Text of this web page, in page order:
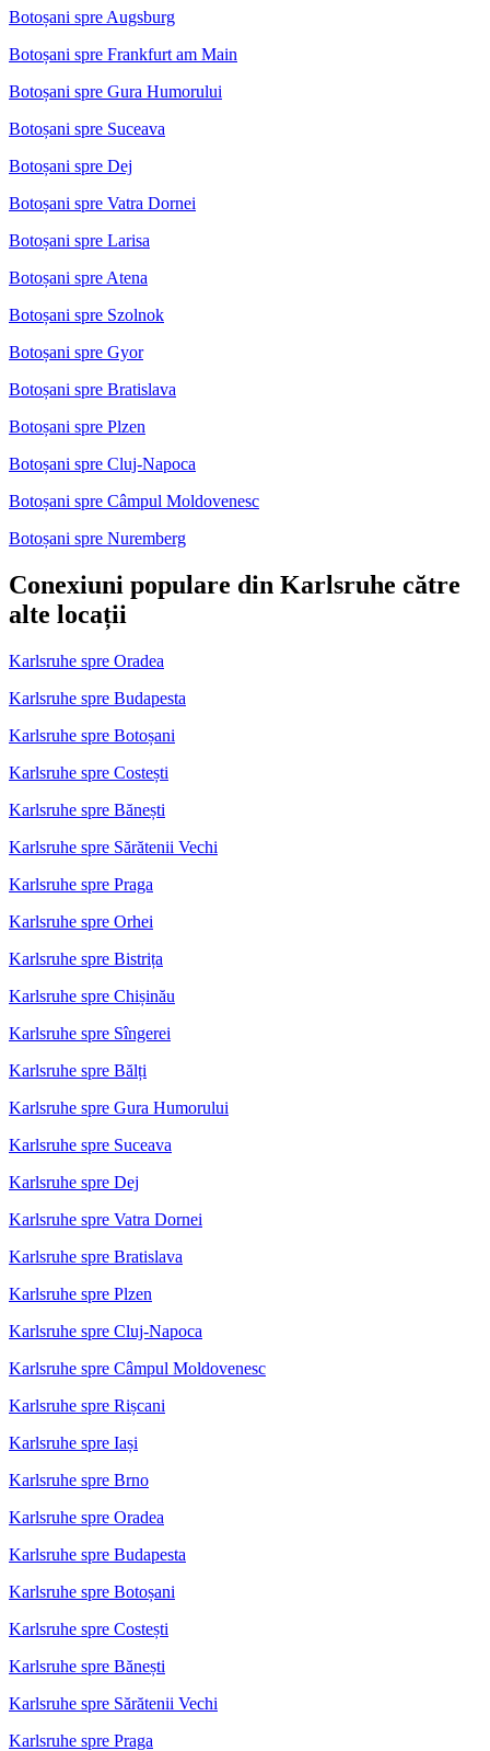
Botoșani spre Augsburg
Botoșani spre Frankfurt am Main
Botoșani spre Gura Humorului
Botoșani spre Suceava
Botoșani spre Dej
Botoșani spre Vatra Dornei
Botoșani spre Larisa
Botoșani spre Atena
Botoșani spre Szolnok
Botoșani spre Gyor
Botoșani spre Bratislava
Botoșani spre Plzen
Botoșani spre Cluj-Napoca
Botoșani spre Câmpul Moldovenesc
Botoșani spre Nuremberg
Conexiuni populare din Karlsruhe către
alte locații
Karlsruhe spre Oradea
Karlsruhe spre Budapesta
Karlsruhe spre Botoșani
Karlsruhe spre Costești
Karlsruhe spre Bănești
Karlsruhe spre Sărătenii Vechi
Karlsruhe spre Praga
Karlsruhe spre Orhei
Karlsruhe spre Bistrița
Karlsruhe spre Chișinău
Karlsruhe spre Sîngerei
Karlsruhe spre Bălți
Karlsruhe spre Gura Humorului
Karlsruhe spre Suceava
Karlsruhe spre Dej
Karlsruhe spre Vatra Dornei
Karlsruhe spre Bratislava
Karlsruhe spre Plzen
Karlsruhe spre Cluj-Napoca
Karlsruhe spre Câmpul Moldovenesc
Karlsruhe spre Rișcani
Karlsruhe spre Iași
Karlsruhe spre Brno
Karlsruhe spre Oradea
Karlsruhe spre Budapesta
Karlsruhe spre Botoșani
Karlsruhe spre Costești
Karlsruhe spre Bănești
Karlsruhe spre Sărătenii Vechi
Karlsruhe spre Praga